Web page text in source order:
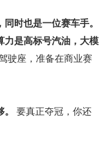
时也是一位赛车手。
力是高标号汽油，大模
驶座，准备在商业赛
要真正夺冠，你还